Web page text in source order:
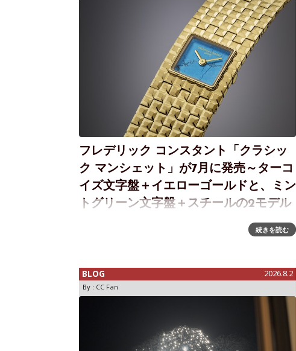
フレデリック コンスタント「クラシッ
ク マンシェット」が7月に発売～ターコ
イズ文字盤＋イエローゴールドと、ミン
トグリーン文字盤＋スチールの2モデル
時を告げるブレスレット「クラシック マンシェット」～
ターコイズ文字盤＆イエローゴールド・ミントグリーン
「クラシック マンシ
続きを読む
BLOG 2026.8.2
By : CC Fan